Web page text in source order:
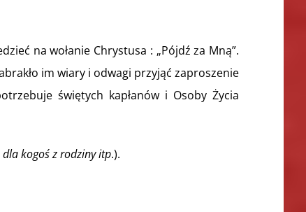
na wołanie Chrystusa : „Pójdź za Mną”.
im wiary i odwagi przyjąć zaproszenie
świętych kapłanów i Osoby Życia
kogoś z rodziny itp.).